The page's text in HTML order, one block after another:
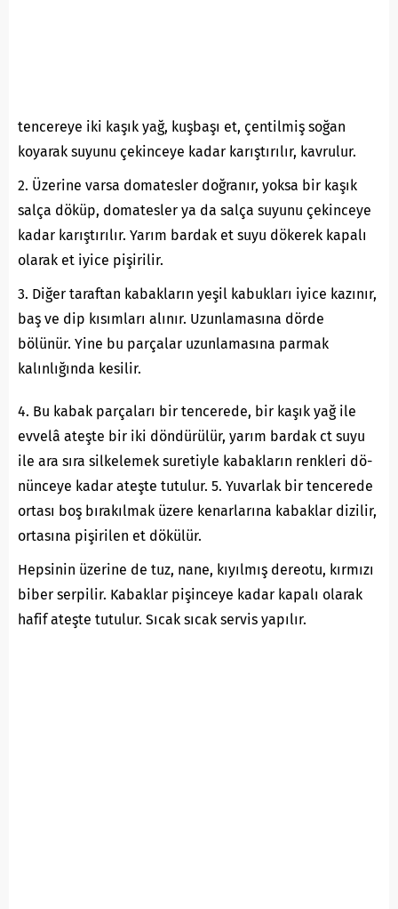
tencereye iki kaşık yağ, kuşbaşı et, çentilmiş soğan
koyarak suyunu çekinceye kadar karıştırılır, kavrulur.
2. Üzerine varsa domatesler doğranır, yoksa bir kaşık
salça döküp, domatesler ya da salça suyunu çekinceye
kadar karıştırılır. Yarım bardak et suyu dökerek kapalı
olarak et iyice pişirilir.
3. Diğer taraftan kabakların yeşil kabukları iyice kazınır,
baş ve dip kısımları alınır. Uzunlamasına dörde
bölünür. Yine bu parçalar uzunlamasına parmak
kalınlığında kesilir.
4. Bu kabak parçaları bir tencerede, bir kaşık yağ ile
evvelâ ateşte bir iki döndürülür, yarım bardak ct suyu
ile ara sıra silkelemek suretiyle kabakların renkleri dö-
nünceye kadar ateşte tutulur. 5. Yuvarlak bir tencerede
ortası boş bırakılmak üzere kenarlarına kabaklar dizilir,
ortasına pişirilen et dökülür.
Hepsinin üzerine de tuz, nane, kıyılmış dereotu, kırmızı
biber serpilir. Kabaklar pişinceye kadar kapalı olarak
hafif ateşte tutulur. Sıcak sıcak servis yapılır.